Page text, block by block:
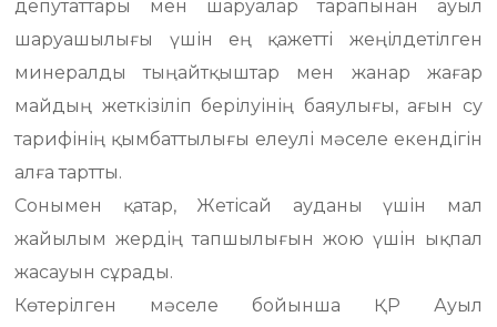
депутаттары мен шаруалар тарапынан ауыл
шаруашылығы үшін ең қажетті жеңілдетілген
минералды тыңайтқыштар мен жанар жағар
майдың жеткізіліп берілуінің баяулығы, ағын су
тарифінің қымбаттылығы елеулі мәселе екендігін
алға тартты.
Сонымен қатар, Жетісай ауданы үшін мал
жайылым жердің тапшылығын жою үшін ықпал
жасауын сұрады.
Көтерілген мәселе бойынша ҚР Ауыл